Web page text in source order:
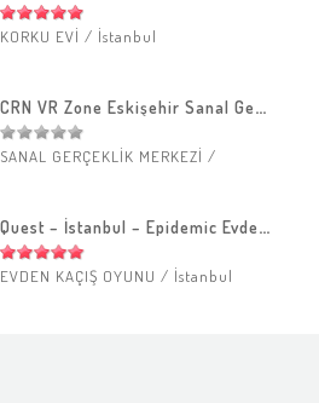
KORKU EVİ / İstanbul
CRN VR Zone Eskişehir Sanal Gerçeklik Merkezi
SANAL GERÇEKLİK MERKEZİ /
Quest – İstanbul – Epidemic Evden Kaçış Oyunu
EVDEN KAÇIŞ OYUNU / İstanbul